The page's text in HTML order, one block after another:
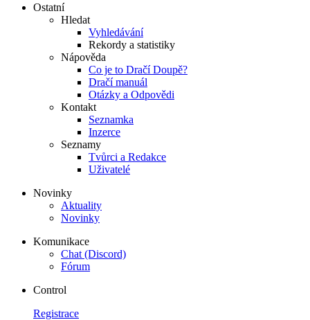
Ostatní
Hledat
Vyhledávání
Rekordy a statistiky
Nápověda
Co je to Dračí Doupě?
Dračí manuál
Otázky a Odpovědi
Kontakt
Seznamka
Inzerce
Seznamy
Tvůrci a Redakce
Uživatelé
Novinky
Aktuality
Novinky
Komunikace
Chat (Discord)
Fórum
Control
Registrace